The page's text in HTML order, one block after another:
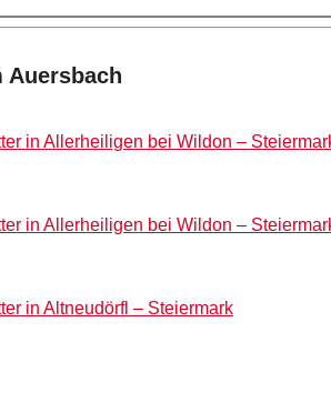
Auersbach
in Allerheiligen bei Wildon –
in Allerheiligen bei Wildon –
in Altneudörfl – Steiermark